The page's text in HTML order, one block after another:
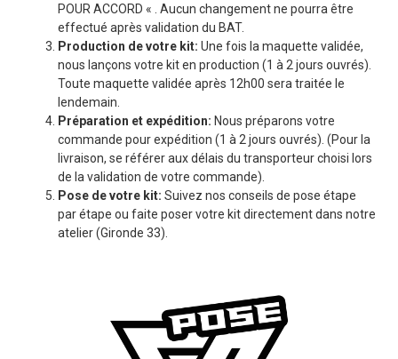
POUR ACCORD « . Aucun changement ne pourra être
effectué après validation du BAT.
Production de votre kit: Une fois la maquette validée,
nous lançons votre kit en production (1 à 2 jours ouvrés).
Toute maquette validée après 12h00 sera traitée le
lendemain.
Préparation et expédition: Nous préparons votre
commande pour expédition (1 à 2 jours ouvrés). (Pour la
livraison, se référer aux délais du transporteur choisi lors
de la validation de votre commande).
Pose de votre kit: Suivez nos conseils de pose étape
par étape ou faite poser votre kit directement dans notre
atelier (Gironde 33).